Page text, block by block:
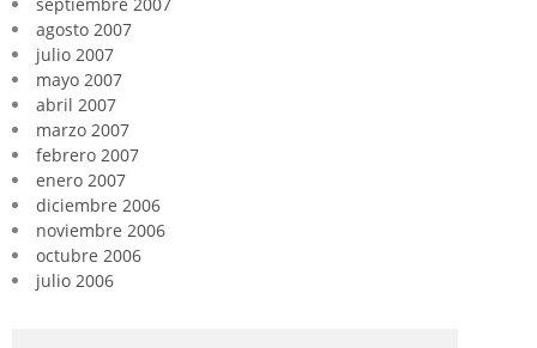
agosto 2007
julio 2007
mayo 2007
abril 2007
marzo 2007
febrero 2007
enero 2007
diciembre 2006
noviembre 2006
octubre 2006
julio 2006